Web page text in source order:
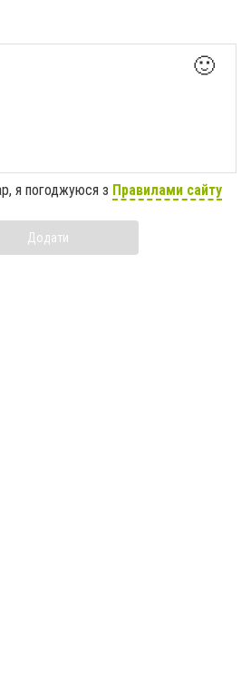
🙂
я погоджуюся з Правилами сайту
Додати